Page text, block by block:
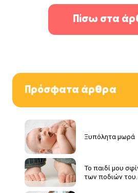
Πίσω στα
Πρόσφατα άρθρα
Ξυπόλητα μωρά
Το παιδί μου
των ποδιών